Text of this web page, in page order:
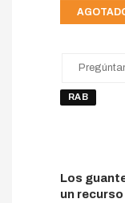
RAB
Los
un